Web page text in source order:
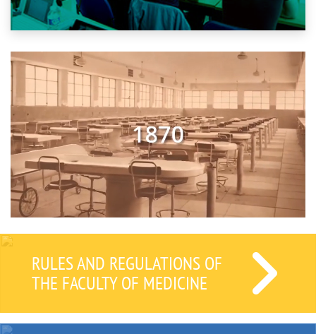
RULES AND REGULATIONS OF
THE FACULTY OF MEDICINE